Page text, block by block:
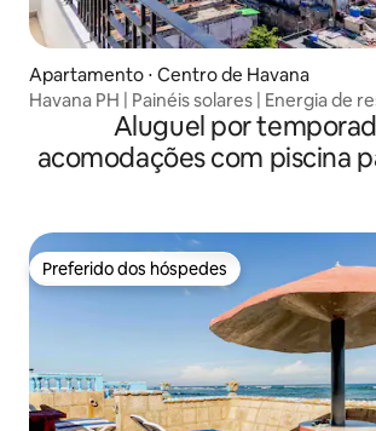
Apartamento ⋅ Centro de Havana
Havana PH | Painéis solares | Energia de
Aluguel por
acomodações com piscina
Preferido dos hóspedes
Preferido dos hóspedes